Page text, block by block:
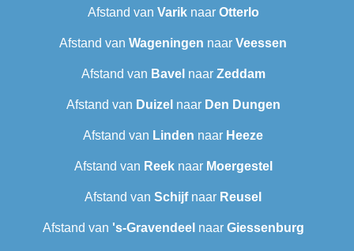
Afstand van Variknaar Otterlo
Afstand van Wageningen naar Veessen
Afstand van Bavel naar Zeddam
Afstand van Duizel naar Den Dungen
Afstand van Linden naar Heeze
Afstand van Reeknaar Moergestel
Afstand van Schijfnaar Reusel
Afstand van 's-Gravendeel naar Giessenburg